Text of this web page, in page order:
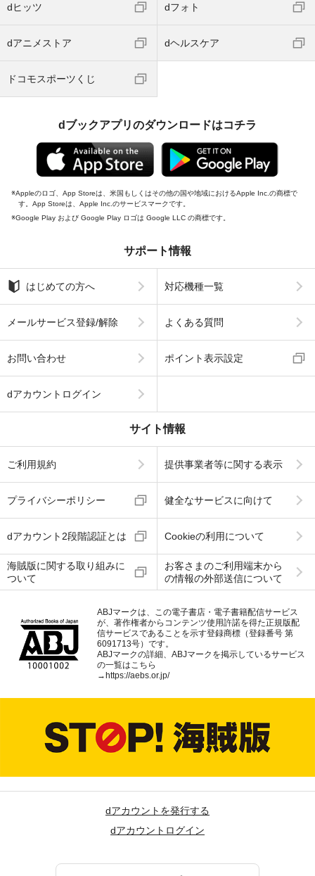
dヒッツ dフォト
dアニメストア dヘルスケア
ドコモスポーツくじ
dブックアプリのダウンロードはコチラ
Appleのロゴ、App Storeは、米国もしくはその他の国や地域におけるApple Inc.の商標で
す。App Storeは、Apple Inc.のサービスマークです。
Google Play および Google Play ロゴは Google LLC の商標です。
サポート情報
はじめての方へ 対応機種一覧
メールサービス登録/解除 よくある質問
お問い合わせ ポイント表示設定
dアカウントログイン
サイト情報
ご利用規約 提供事業者等に関する表示
プライバシーポリシー 健全なサービスに向けて
dアカウント2段階認証とは Cookieの利用について
海賊版に関する取り組みに
ついて
お客さまのご利用端末から
の情報の外部送信について
ABJマークは、この電子書店・電子書籍配信サービス
が、著作権者からコンテンツ使用許諾を得た正規版配
信サービスであることを示す登録商標（登録番号 第
6091713号）です。
ABJマークの詳細、ABJマークを掲示しているサービス
の一覧はこちら
→ https://aebs.or.jp/
dアカウントを発行する
dアカウントログイン